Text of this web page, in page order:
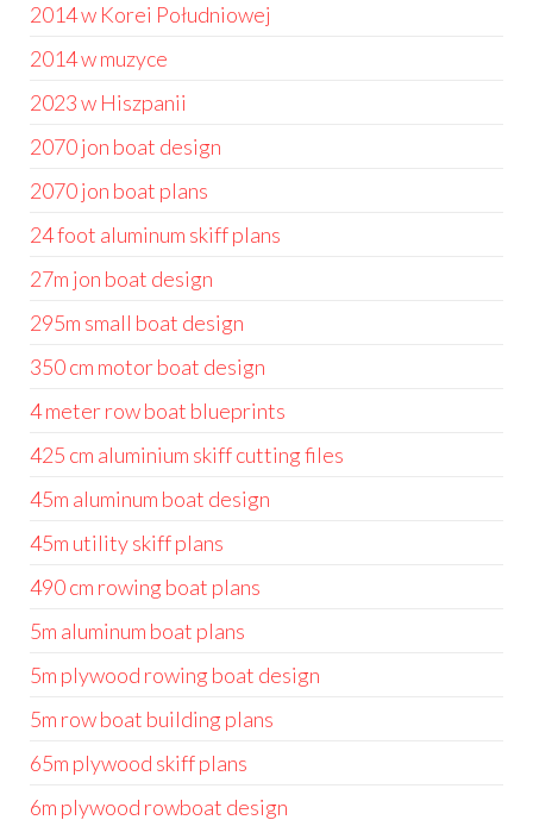
2014 w Korei Południowej
2014 w muzyce
2023 w Hiszpanii
2070 jon boat design
2070 jon boat plans
24 foot aluminum skiff plans
27m jon boat design
295m small boat design
350 cm motor boat design
4 meter row boat blueprints
425 cm aluminium skiff cutting files
45m aluminum boat design
45m utility skiff plans
490 cm rowing boat plans
5m aluminum boat plans
5m plywood rowing boat design
5m row boat building plans
65m plywood skiff plans
6m plywood rowboat design